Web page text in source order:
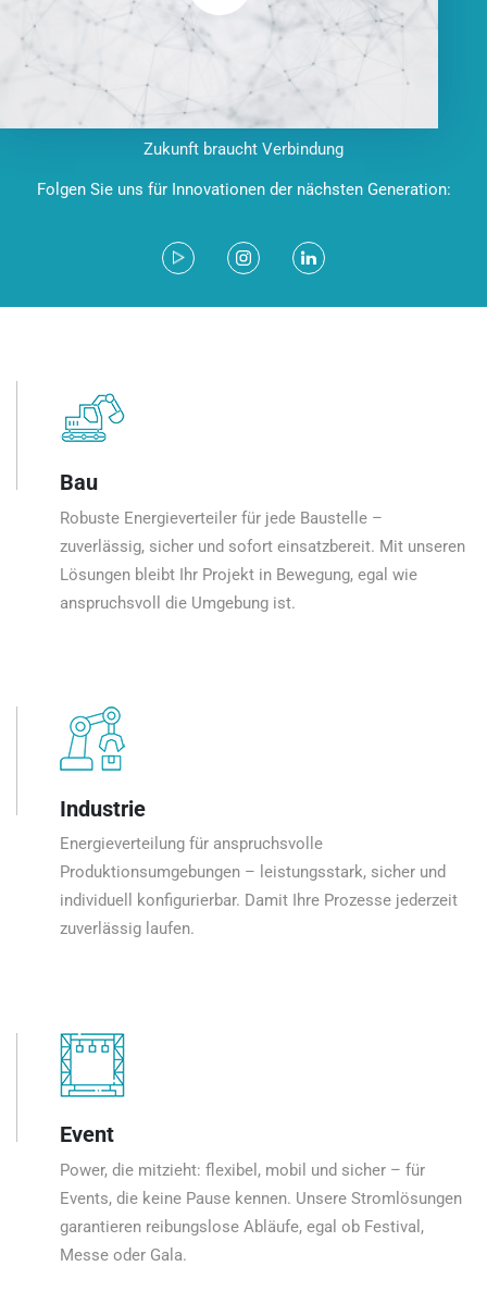
Zukunft braucht Verbindung
Folgen Sie uns für Innovationen der nächsten Generation:
Bau
Robuste Energieverteiler für jede Baustelle –
zuverlässig, sicher und sofort einsatzbereit. Mit unseren
Lösungen bleibt Ihr Projekt in Bewegung, egal wie
anspruchsvoll die Umgebung ist.
Industrie
Energieverteilung für anspruchsvolle
Produktionsumgebungen – leistungsstark, sicher und
individuell konfigurierbar. Damit Ihre Prozesse jederzeit
zuverlässig laufen.
Event
Power, die mitzieht: flexibel, mobil und sicher – für
Events, die keine Pause kennen. Unsere Stromlösungen
garantieren reibungslose Abläufe, egal ob Festival,
Messe oder Gala.